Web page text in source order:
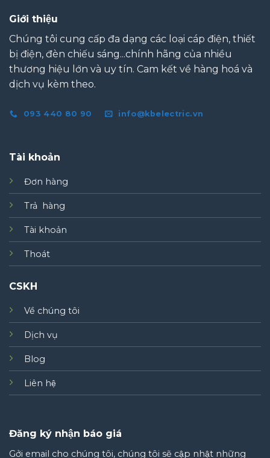
Giới thiệu
Chúng tôi cung cấp đa dạng các loại cáp điện, thiết
bị điện, đèn chiếu sáng...chính hãng của nhiều
thương hiệu lớn và uy tín. Cam kết về hàng hoá và
dịch vụ kèm theo.
093 440 80 90 info@kbelectric.vn
Tài khoản
Đơn hàng
Trả hàng
Tài khoản
Thoát
CSKH
Về chúng tôi
Dịch vụ
Blog
Liên hệ
Đăng ký nhận báo giá
Gởi email cho chúng tôi, chúng tôi sẽ cập nhật những